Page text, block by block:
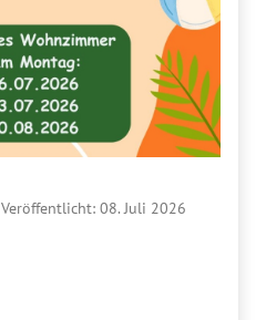
Veröffentlicht: 08. Juli 2026